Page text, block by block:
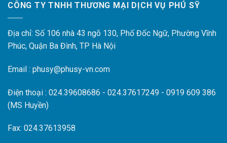
CÔNG TY TNHH THƯƠNG MẠI DỊCH VỤ PHÚ SỸ
Địa chỉ: Số 106 nhà 43 ngõ 130, Phố Đốc Ngữ, Phường Vĩnh
Phúc, Quận Ba Đình, TP Hà Nội
Email : phusy@phusy-vn.com
Điện thoại : 024.39608686 - 024.37617249 - 0919 609 386
(MS Huyền)
Fax: 024.37613958